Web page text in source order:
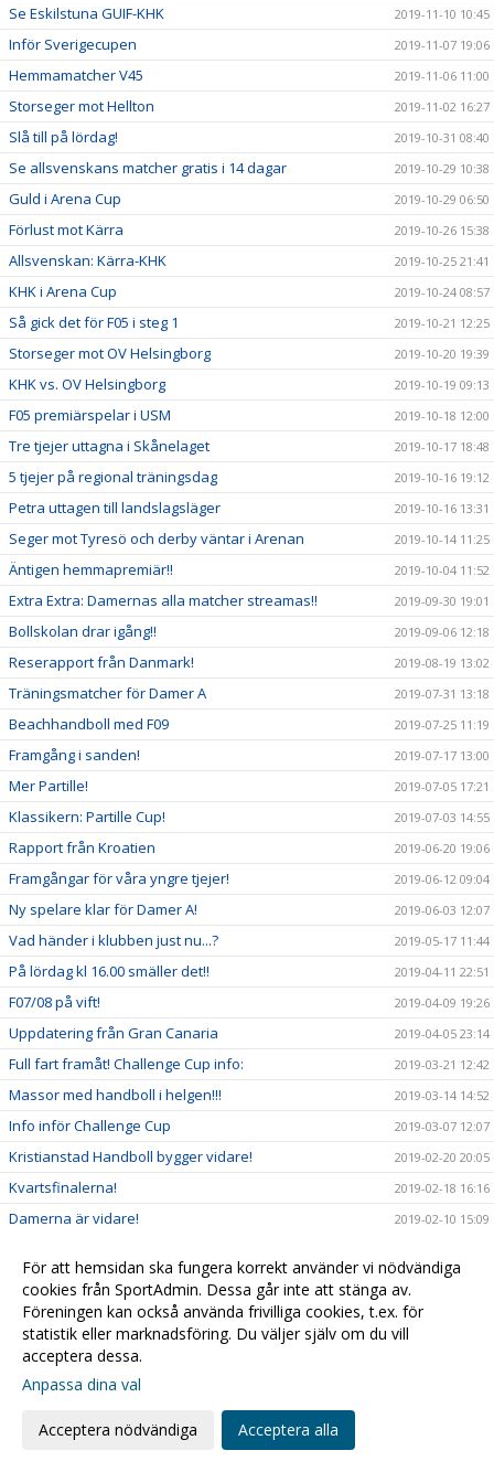
Se Eskilstuna GUIF-KHK 2019-11-10 10:45
Inför Sverigecupen 2019-11-07 19:06
Hemmamatcher V45 2019-11-06 11:00
Storseger mot Hellton 2019-11-02 16:27
Slå till på lördag! 2019-10-31 08:40
Se allsvenskans matcher gratis i 14 dagar 2019-10-29 10:38
Guld i Arena Cup 2019-10-29 06:50
Förlust mot Kärra 2019-10-26 15:38
Allsvenskan: Kärra-KHK 2019-10-25 21:41
KHK i Arena Cup 2019-10-24 08:57
Så gick det för F05 i steg 1 2019-10-21 12:25
Storseger mot OV Helsingborg 2019-10-20 19:39
KHK vs. OV Helsingborg 2019-10-19 09:13
F05 premiärspelar i USM 2019-10-18 12:00
Tre tjejer uttagna i Skånelaget 2019-10-17 18:48
5 tjejer på regional träningsdag 2019-10-16 19:12
Petra uttagen till landslagsläger 2019-10-16 13:31
Seger mot Tyresö och derby väntar i Arenan 2019-10-14 11:25
Äntigen hemmapremiär!! 2019-10-04 11:52
Extra Extra: Damernas alla matcher streamas!! 2019-09-30 19:01
Bollskolan drar igång!! 2019-09-06 12:18
Reserapport från Danmark! 2019-08-19 13:02
Träningsmatcher för Damer A 2019-07-31 13:18
Beachhandboll med F09 2019-07-25 11:19
Framgång i sanden! 2019-07-17 13:00
Mer Partille! 2019-07-05 17:21
Klassikern: Partille Cup! 2019-07-03 14:55
Rapport från Kroatien 2019-06-20 19:06
Framgångar för våra yngre tjejer! 2019-06-12 09:04
Ny spelare klar för Damer A! 2019-06-03 12:07
Vad händer i klubben just nu...? 2019-05-17 11:44
På lördag kl 16.00 smäller det!! 2019-04-11 22:51
F07/08 på vift! 2019-04-09 19:26
Uppdatering från Gran Canaria 2019-04-05 23:14
Full fart framåt! Challenge Cup info: 2019-03-21 12:42
Massor med handboll i helgen!!! 2019-03-14 14:52
Info inför Challenge Cup 2019-03-07 12:07
Kristianstad Handboll bygger vidare! 2019-02-20 20:05
Kvartsfinalerna! 2019-02-18 16:16
Damerna är vidare!
2019-02-10 15:09
Sarah - Månadens spelare i SHE! 2019-01-31 14:29
Alla till hallen fredagkväll! 2019-01-30 19:32
F03 mot Steg 4 i USM 2019-01-28 11:04
Öppettider för kansliet
För att hemsidan ska fungera korrekt använder vi nödvändiga
cookies från SportAdmin. Dessa går inte att stänga av.
Föreningen kan också använda frivilliga cookies, t.ex. för
statistik eller marknadsföring. Du väljer själv om du vill
acceptera dessa.
Anpassa dina val
Acceptera nödvändiga Acceptera alla